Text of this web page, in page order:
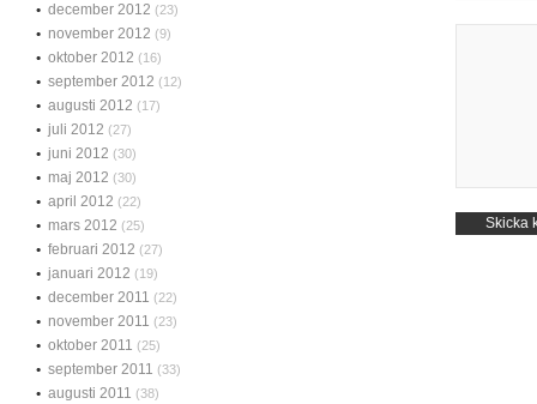
december 2012 (23)
november 2012 (9)
oktober 2012 (16)
september 2012 (12)
augusti 2012 (17)
juli 2012 (27)
juni 2012 (30)
maj 2012 (30)
april 2012 (22)
mars 2012 (25)
februari 2012 (27)
januari 2012 (19)
december 2011 (22)
november 2011 (23)
oktober 2011 (25)
september 2011 (33)
augusti 2011 (38)